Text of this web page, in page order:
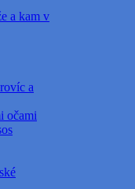
a kam v
a
očami